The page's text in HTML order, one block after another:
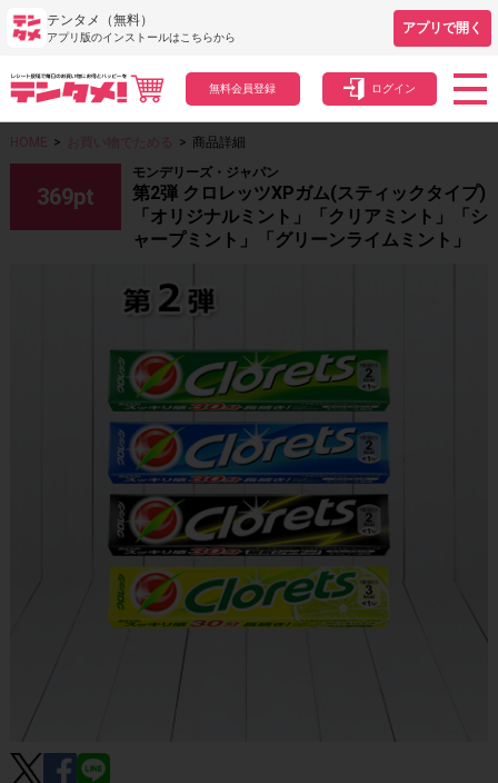
テンタメ（無料）
アプリ版のインストールはこちらから
アプリで開く
無料会員登録 ログイン
HOME > お買い物でためる > 商品詳細
369pt
モンデリーズ・ジャパン
第2弾 クロレッツXPガム(スティックタイプ)
「オリジナルミント」「クリアミント」「シ
ャープミント」「グリーンライムミント」